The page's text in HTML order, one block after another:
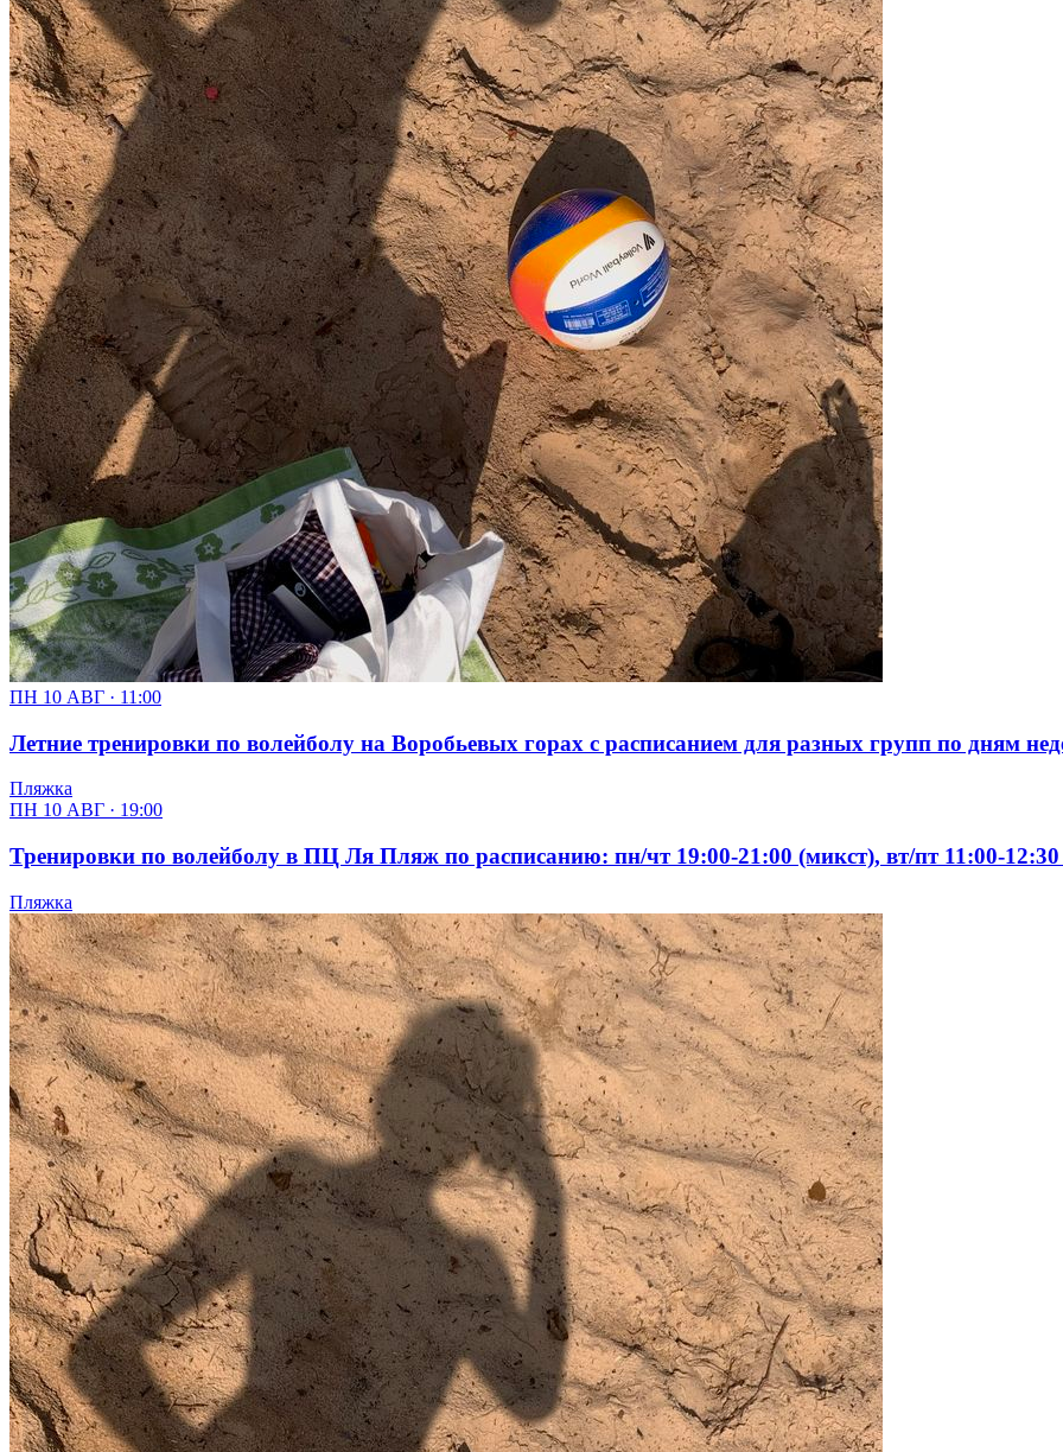
ПН 10 АВГ · 11:00
Летние тренировки по волейболу на Воробьевых горах с расписанием для разных групп по дням
Пляжка
ПН 10 АВГ · 19:00
Тренировки по волейболу в ПЦ Ля Пляж по расписанию: пн/чт 19:00-21:00 (микст), вт/пт 11:00-
Пляжка